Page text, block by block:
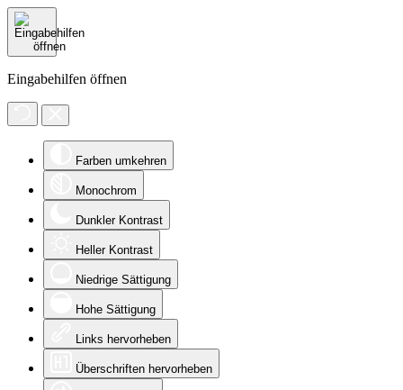
Eingabehilfen öffnen
Farben umkehren
Monochrom
Dunkler Kontrast
Heller Kontrast
Niedrige Sättigung
Hohe Sättigung
Links hervorheben
Überschriften hervorheben